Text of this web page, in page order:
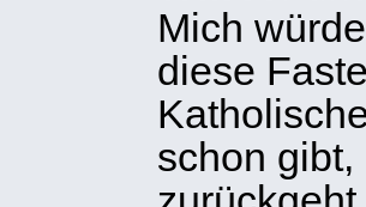
Mich
diese
schon